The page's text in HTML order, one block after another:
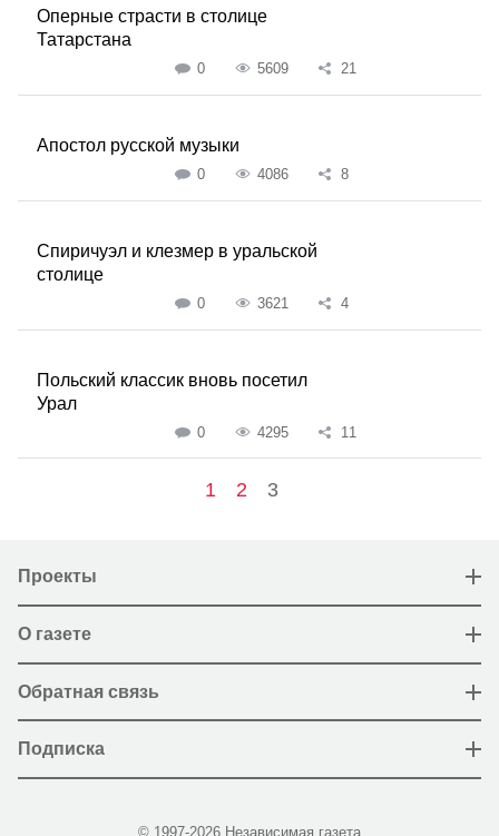
Оперные страсти в столице
Татарстана
0 5609 21
Апостол русской музыки
0 4086 8
Спиричуэл и клезмер в уральской
столице
0 3621 4
Польский классик вновь посетил
Урал
0 4295 11
1 2 3
Проекты
О газете
Обратная связь
Подписка
© 1997-2026 Независимая газета